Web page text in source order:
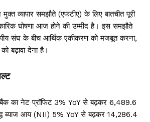
व्यापार समझौते (एफटीए) के लिए बातचीत पूरी
घोषणा आज होने की उम्मीद है। इस समझौते
संघ के बीच आर्थिक एकीकरण को मजबूत करना,
बढ़ावा देना है।
बैंक का नेट प्रॉफिट 3% YoY से बढ़कर ₹6,489.6
ब्याज आय (NII) 5% YoY से बढ़कर ₹14,286.4